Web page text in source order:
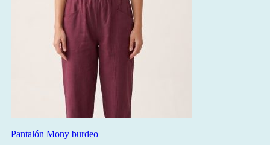
Pantalón Mony burdeo